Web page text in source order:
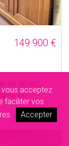
vous acceptez
faciliter vos
Accepter
149 900 €
et